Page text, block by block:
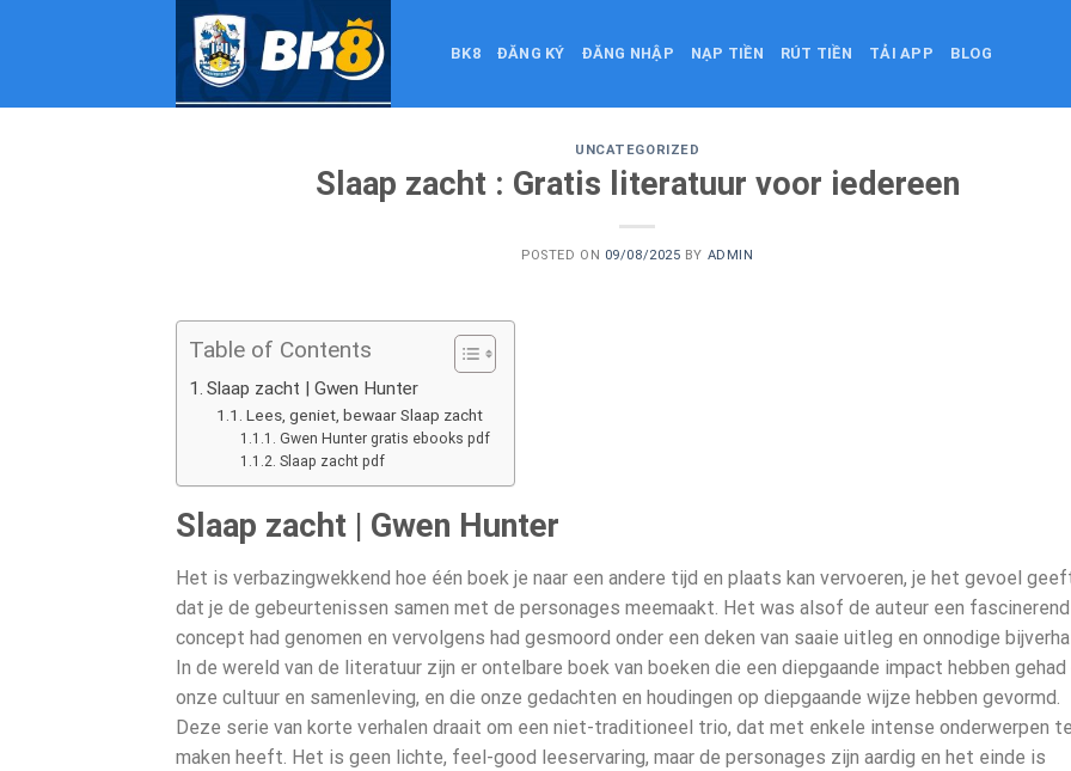
BK8 ĐĂNG KÝ ĐĂNG NHẬP NẠP TIỀN RÚT TIỀN TẢI APP BLOG
UNCATEGORIZED
Slaap zacht : Gratis literatuur voor iedereen
POSTED ON 09/08/2025 BY ADMIN
Table of Contents
Slaap zacht | Gwen Hunter
Lees, geniet, bewaar Slaap zacht
Gwen Hunter gratis ebooks pdf
Slaap zacht pdf
Slaap zacht | Gwen Hunter
Het is verbazingwekkend hoe één boek je naar een andere tijd en plaats kan vervoeren, je het gevoel
dat je de gebeurtenissen samen met de personages meemaakt. Het was alsof de auteur een fascinerend
concept had genomen en vervolgens had gesmoord onder een deken van saaie uitleg en onnodige
In de wereld van de literatuur zijn er ontelbare boek van boeken die een diepgaande impact hebben gehad
onze cultuur en samenleving, en die onze gedachten en houdingen op diepgaande wijze hebben gevormd.
Deze serie van korte verhalen draait om een niet-traditioneel trio, dat met enkele intense onderwerpen te
maken heeft. Het is geen lichte, feel-good leeservaring, maar de personages zijn aardig en het einde is